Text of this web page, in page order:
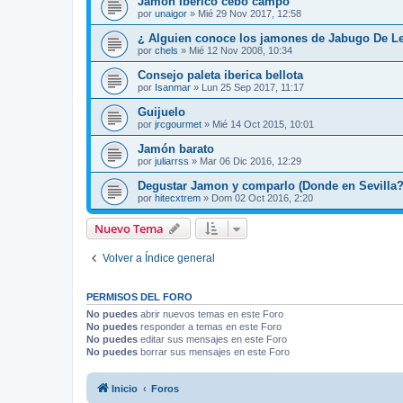
por unaigor » Mié 29 Nov 2017, 12:58
¿ Alguien conoce los jamones de Jabugo De
por chels » Mié 12 Nov 2008, 10:34
Consejo paleta iberica bellota
por Isanmar » Lun 25 Sep 2017, 11:17
Guijuelo
por jrcgourmet » Mié 14 Oct 2015, 10:01
Jamón barato
por juliarrss » Mar 06 Dic 2016, 12:29
Degustar Jamon y comparlo (Donde en
por hitecxtrem » Dom 02 Oct 2016, 2:20
Nuevo Tema
Volver a Índice general
PERMISOS DEL FORO
No puedes abrir nuevos temas en este Foro
No puedes responder a temas en este Foro
No puedes editar sus mensajes en este Foro
No puedes borrar sus mensajes en este Foro
Inicio Foros